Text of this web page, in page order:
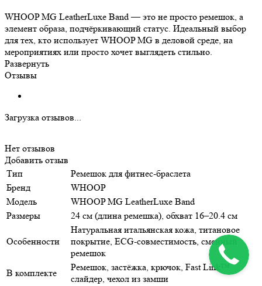
WHOOP MG LeatherLuxe Band — это не просто ремешок, а
элемент образа, подчёркивающий статус. Идеальный выбор
для тех, кто использует WHOOP MG в деловой среде, на
мероприятиях или просто хочет выглядеть стильно.
Развернуть
Отзывы
Загрузка отзывов...
Нет отзывов
Добавить отзыв
Тип
Ремешок для фитнес-браслета
Бренд
WHOOP
Модель
WHOOP MG LeatherLuxe Band
Размеры
24 см (длина ремешка), обхват 16–20.4 см
Особенности
Натуральная итальянская кожа, титановое
покрытие, ECG-совместимость, сменный
ремешок
В комплекте
Ремешок, застёжка, крючок, Fast Link™
слайдер, чехол из замши